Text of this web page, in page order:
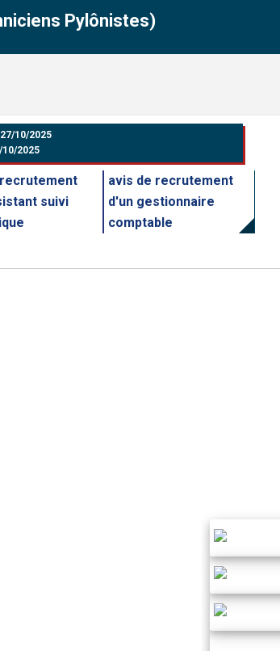
Pylônistes)
27/10/2025
10/2025
suivi
avis de recrutement
d'un gestionnaire
comptable